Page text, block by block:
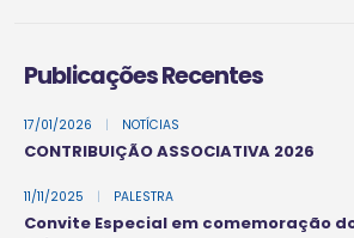
Publicações Recentes
17/01/2026 | NOTÍCIAS
CONTRIBUIÇÃO ASSOCIATIVA 2026
11/11/2025 | PALESTRA
Convite Especial em comemoração